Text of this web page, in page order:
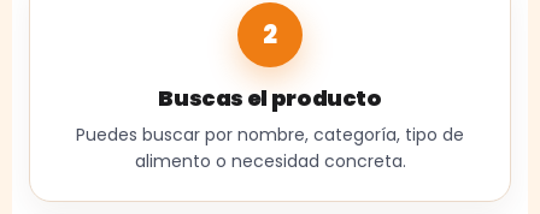
2
Buscas el producto
Puedes buscar por nombre, categoría, tipo de
alimento o necesidad concreta.